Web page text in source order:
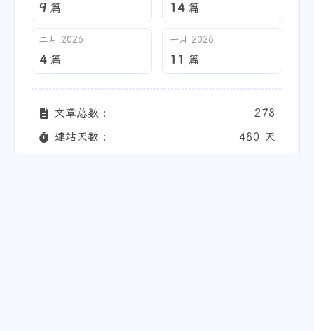
9 篇 14 篇
二月 2026
4 篇
一月 2026
11 篇
文章总数 :
278
建站天数 :
480 天